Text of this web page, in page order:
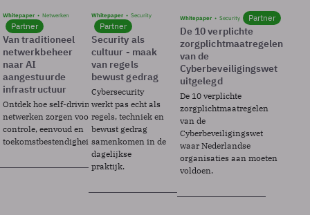
Whitepaper Netwerken
Partner
Van traditioneel
netwerkbeheer
naar AI
aangestuurde
infrastructuur
Ontdek hoe self-driving
netwerken zorgen voor
controle, eenvoud en
toekomstbestendigheid.
Whitepaper Security
Partner
Security als
cultuur - maak
van regels
bewust gedrag
Cybersecurity
werkt pas echt als
regels, techniek en
bewust gedrag
samenkomen in de
dagelijkse
praktijk.
Whitepaper Security Partner
De 10 verplichte
zorgplichtmaatregelen
van de
Cyberbeveiligingswet
uitgelegd
De 10 verplichte
zorgplichtmaatregelen
van de
Cyberbeveiligingswet
waar Nederlandse
organisaties aan moeten
voldoen.